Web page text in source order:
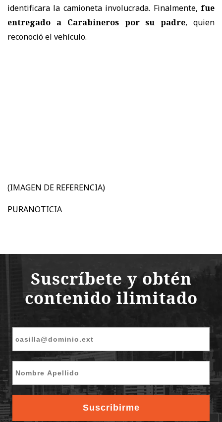
identificara la camioneta involucrada. Finalmente, fue
entregado a Carabineros por su padre, quien
reconoció el vehículo.
(IMAGEN DE REFERENCIA)
PURANOTICIA